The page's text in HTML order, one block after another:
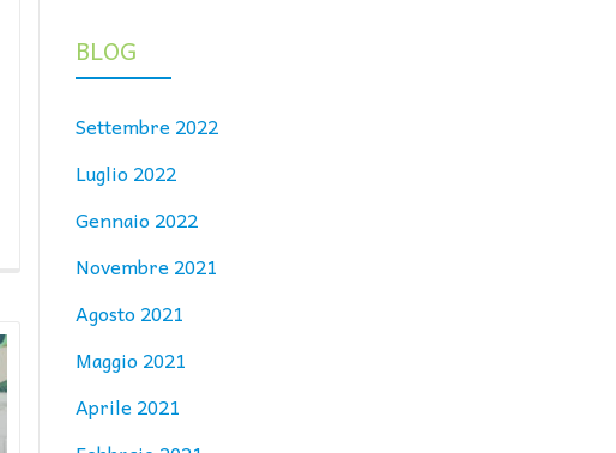
BLOG
Settembre 2022
Luglio 2022
Gennaio 2022
Novembre 2021
Agosto 2021
Maggio 2021
Aprile 2021